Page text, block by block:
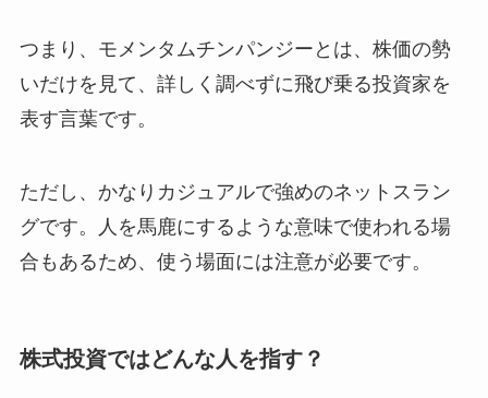
つまり、モメンタムチンパンジーとは、株価の勢
いだけを見て、詳しく調べずに飛び乗る投資家を
表す言葉です。
ただし、かなりカジュアルで強めのネットスラン
グです。人を馬鹿にするような意味で使われる場
合もあるため、使う場面には注意が必要です。
株式投資ではどんな人を指す？